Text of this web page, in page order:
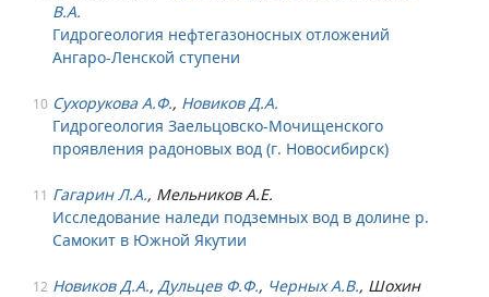
В.А.
Гидрогеология нефтегазоносных отложений
Ангаро-Ленской ступени
10 Сухорукова А.Ф., Новиков Д.А.
Гидрогеология Заельцовско-Мочищенского
проявления радоновых вод (г. Новосибирск)
11 Гагарин Л.А., Мельников А.Е.
Исследование наледи подземных вод в долине р.
Самокит в Южной Якутии
12 Новиков Д.А., Дульцев Ф.Ф., Черных А.В., Шохин